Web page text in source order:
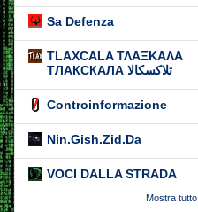
Sa Defenza
TLAXCALA ΤΛΑΞΚΑΛΑ
ТЛАКСКАЛА تلاكسكالا
Controinformazione
Nin.Gish.Zid.Da
VOCI DALLA STRADA
Mostra tutto